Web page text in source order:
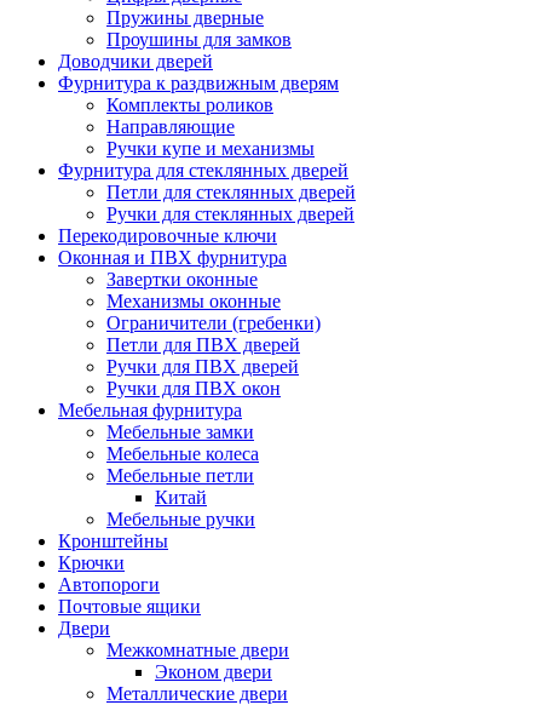
Пружины дверные
Проушины для замков
Доводчики дверей
Фурнитура к раздвижным дверям
Комплекты роликов
Направляющие
Ручки купе и механизмы
Фурнитура для стеклянных дверей
Петли для стеклянных дверей
Ручки для стеклянных дверей
Перекодировочные ключи
Оконная и ПВХ фурнитура
Завертки оконные
Механизмы оконные
Ограничители (гребенки)
Петли для ПВХ дверей
Ручки для ПВХ дверей
Ручки для ПВХ окон
Мебельная фурнитура
Мебельные замки
Мебельные колеса
Мебельные петли
Китай
Мебельные ручки
Кронштейны
Крючки
Автопороги
Почтовые ящики
Двери
Межкомнатные двери
Эконом двери
Металлические двери